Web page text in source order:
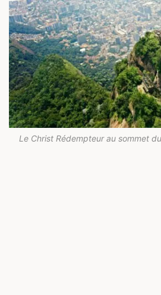
Le Christ Rédempteur au sommet